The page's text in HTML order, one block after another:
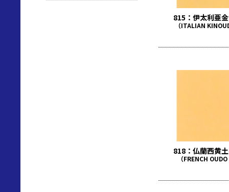
815：伊太利亜
（ITALIAN
818：仏蘭西黄
（FRENCH